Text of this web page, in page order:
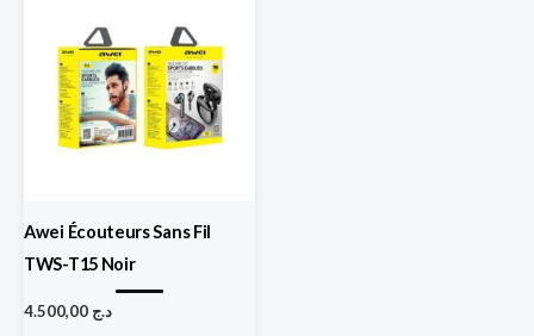
Awei Écouteurs Sans Fil
TWS-T15 Noir
د.ج